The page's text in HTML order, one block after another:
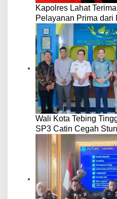
Kapolres Lahat
Pelayanan Prima dari
Wali Kota Tebing
SP3 Catin Cegah